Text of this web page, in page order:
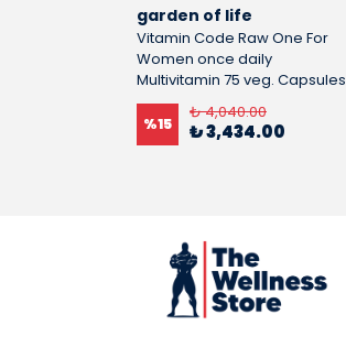
garden of life
Vitamin Code Raw One For
Women once daily
Multivitamin 75 veg. Capsules
%15
₺ 4,040.00
₺ 3,434.00